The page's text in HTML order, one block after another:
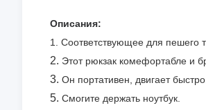
Описания:
1. Соответствующее для пешего
2. Этот рюкзак комефортабле и
3. Он портативен, двигает быстро.
5. Смогите держать ноутбук.